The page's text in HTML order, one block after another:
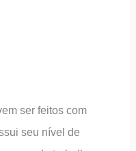
ser feitos com
seu nível de